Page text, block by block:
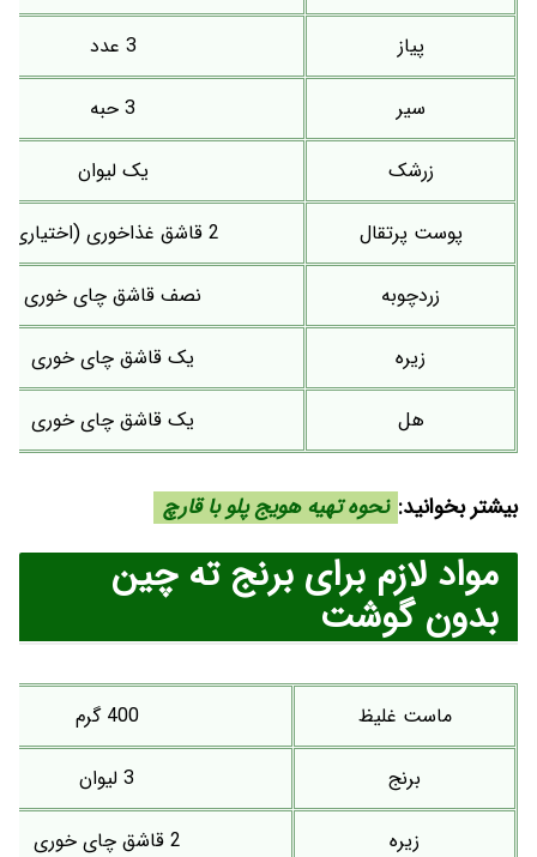
پیاز 3 عدد
سیر 3 حبه
زرشک یک لیوان
پوست پرتقال 2 قاشق غذاخوری (اختیاری)
زردچوبه نصف قاشق چای خوری
زیره یک قاشق چای خوری
هل یک قاشق چای خوری
بیشتر بخوانید: نحوه تهیه هویج پلو با قارچ
مواد لازم برای برنج ته چین
بدون گوشت
ماست غلیظ 400 گرم
برنج 3 لیوان
زیره 2 قاشق چای خوری